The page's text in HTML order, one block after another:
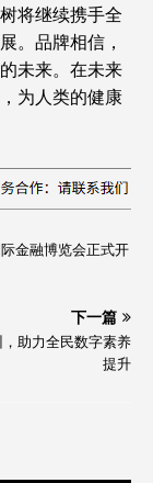
将继续携手全
。品牌相信，
未来。在未来
为人类的健康
金融博览会正式开
下一篇
助力全民数字素养
提升